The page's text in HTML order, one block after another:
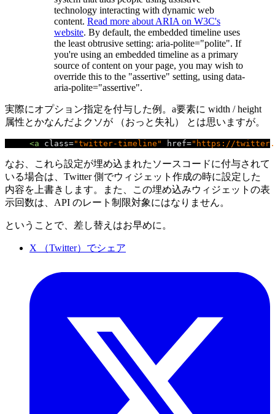
technology interacting with dynamic web
content. Read more about ARIA on W3C's
website. By default, the embedded timeline uses
the least obtrusive setting: aria-polite="polite". If
you're using an embedded timeline as a primary
source of content on your page, you may wish to
override this to the "assertive" setting, using data-
aria-polite="assertive".
実際にオプション指定を付与した例。a要素に width / height
属性とかなんだよクソが （おっと失礼） とは思いますが。
<a class="twitter-timeline" href="https://
なお、これら設定が埋め込まれたソースコードに付与されて
いる場合は、Twitter 側でウィジェット作成の時に設定した
内容を上書きします。また、この埋め込みウィジェットの表
示回数は、API のレート制限対象にはなりません。
ということで、差し替えはお早めに。
X （Twitter）でシェア